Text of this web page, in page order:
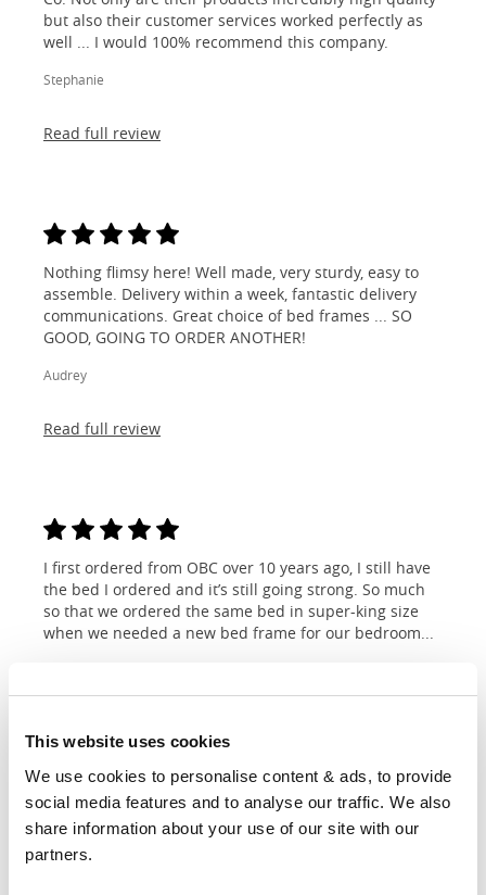
This website uses cookies
We use cookies to personalise content & ads, to provide
social media features and to analyse our traffic. We also
share information about your use of our site with our
partners.
but also their customer services worked perfectly as
well ... I would 100% recommend this company.
Stephanie
Read full review
Nothing flimsy here! Well made, very sturdy, easy to
assemble. Delivery within a week, fantastic delivery
communications. Great choice of bed frames ... SO
GOOD, GOING TO ORDER ANOTHER!
Audrey
Read full review
I first ordered from OBC over 10 years ago, I still have
the bed I ordered and it’s still going strong. So much
so that we ordered the same bed in super-king size
when we needed a new bed frame for our bedroom...
Dimensiones y adaptaciones